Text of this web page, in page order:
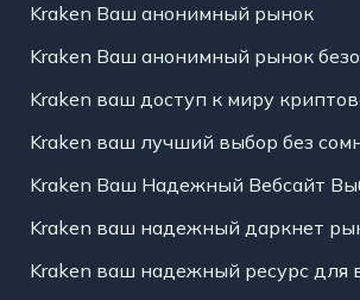
Kraken Ваш анонимный рынок
Kraken Ваш анонимный рынок
Kraken ваш доступ к миру
Kraken ваш лучший выбор без
Kraken Ваш Надежный Вебсайт
Kraken ваш надежный даркнет
Kraken ваш надежный ресурс для